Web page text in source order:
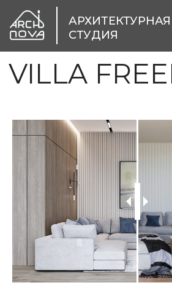
АРХИТЕКТУРНАЯ
СТУДИЯ
VILLA FREEDOM
Авторский коллектив:
Об объекте:
Стиль: минимализм
Площадь: 300 кв.м.
Расположение: г.Сочи